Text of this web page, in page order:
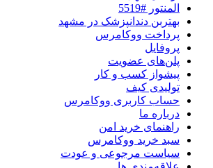
المنتور #5519
بهتربن دندانپزشک در مشهد
پرداخت ووکامرس
پروفایل
پلن‌های عضویت
پیشواز کسب و کار
تولیدی کیف
حساب کاربری ووکامرس
درباره ما
راهنمای خرید امن
سبد خرید ووکامرس
سیاست مرجوعی و عودت